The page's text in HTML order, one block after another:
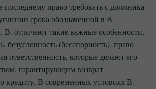
последнему право требовать с должника
срока обозначенной в В.
отличают такие важные особенности,
безусловность (бесспорность), право
ответственность, которые делают его
гарантирующим возврат
кредиту. В современных условиях В.